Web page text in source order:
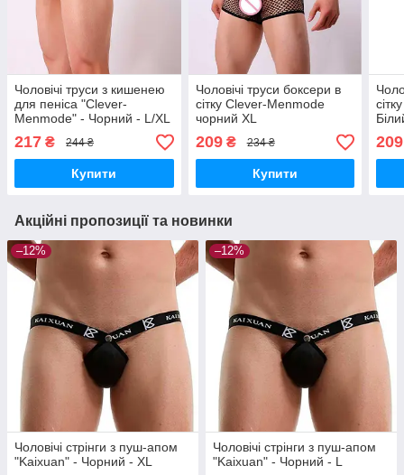
Чоловічі труси з кишенею
для пеніса "Clever-
Menmode" - Чорний - L/XL
217 ₴ 244 ₴
Купити
Чоловічі труси боксери в
сітку Clever-Menmode
чорний XL
209₴ 234 ₴
Купити
209
Акційні пропозиції та новинки
–12%
Чоловічі стрінги з пуш-апом
"Kaixuan" - Чорний - XL
–12%
Чоловічі стрінги з пуш-апом
"Kaixuan" - Чорний - L